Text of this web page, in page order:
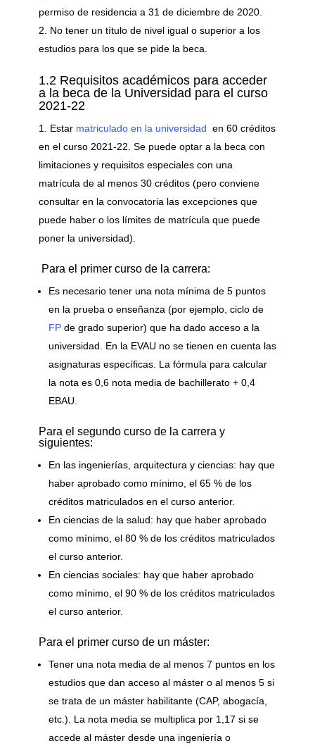
permiso de residencia a 31 de diciembre de 2020.
No tener un título de nivel igual o superior a los
estudios para los que se pide la beca.
1.2 Requisitos académicos para acceder
a la beca de la Universidad para el curso
2021-22
Estar matriculado en la universidad en 60 créditos
en el curso 2021-22. Se puede optar a la beca con
limitaciones y requisitos especiales con una
matrícula de al menos 30 créditos (pero conviene
consultar en la convocatoria las excepciones que
puede haber o los límites de matrícula que puede
poner la universidad).
Para el primer curso de la carrera:
Es necesario tener una nota mínima de 5 puntos
en la prueba o enseñanza (por ejemplo, ciclo de
FPde grado superior) que ha dado acceso a la
universidad. En la EVAU no se tienen en cuenta las
asignaturas específicas. La fórmula para calcular
la nota es 0,6 nota media de bachillerato + 0,4
EBAU.
Para el segundo curso de la carrera y
siguientes:
En las ingenierías, arquitectura y ciencias: hay que
haber aprobado como mínimo, el 65 % de los
créditos matriculados en el curso anterior.
En ciencias de la salud: hay que haber aprobado
como mínimo, el 80 % de los créditos matriculados
el curso anterior.
En ciencias sociales: hay que haber aprobado
como mínimo, el 90 % de los créditos matriculados
el curso anterior.
Para el primer curso de un máster:
Tener una nota media de al menos 7 puntos en los
estudios que dan acceso al máster o al menos 5 si
se trata de un máster habilitante (CAP, abogacía,
etc.). La nota media se multiplica por 1,17 si se
accede al máster desde una ingeniería o